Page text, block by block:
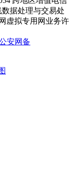
数据处理与交易处
虚拟专用网业务许
安网备